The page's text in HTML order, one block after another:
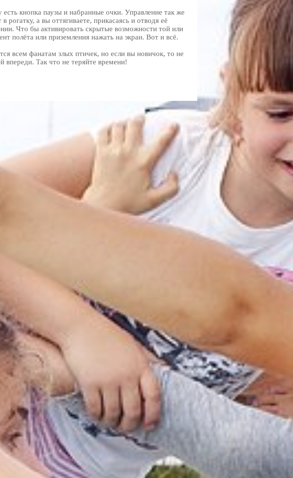
кнопка паузы и набранные очки. Управление так же
а вы оттягиваете, прикасаясь и отводя её
Что бы активировать скрытые возможности той или
полёта или приземления нажать на экран. Вот и всё.
всем фанатам злых птичек, но если вы новичок, то не
впереди. Так что не теряйте времени!